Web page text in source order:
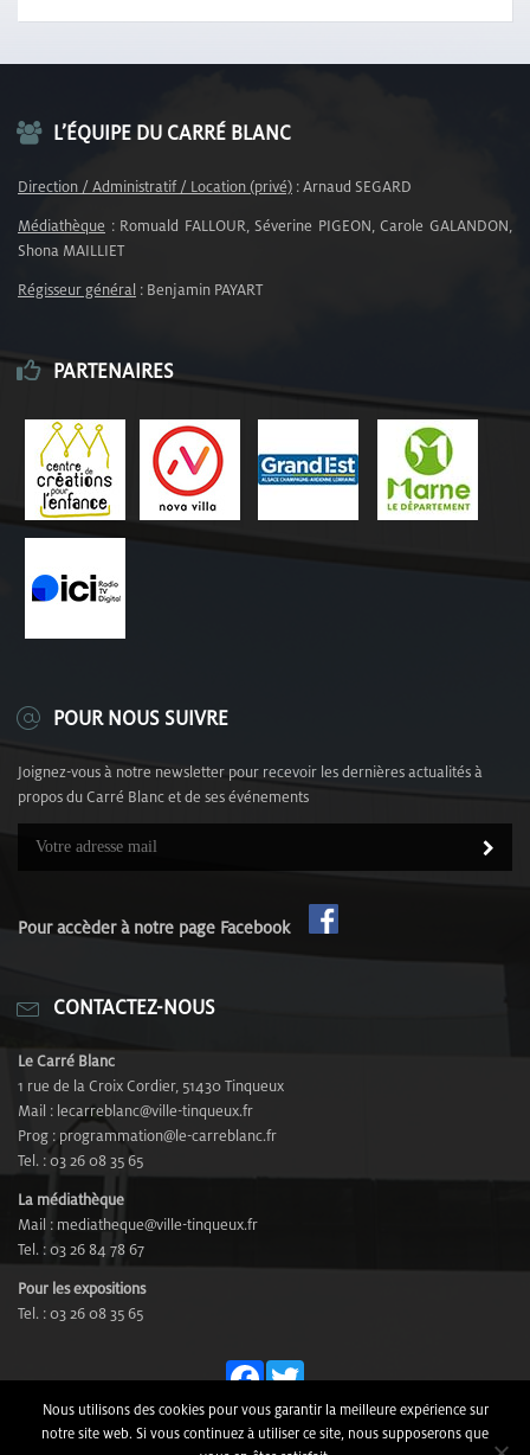
L’ÉQUIPE DU CARRÉ BLANC
Direction / Administratif / Location (privé) : Arnaud SEGARD
Médiathèque : Romuald FALLOUR, Séverine PIGEON, Carole GALANDON,
Shona MAILLIET
Régisseur général : Benjamin PAYART
PARTENAIRES
POUR NOUS SUIVRE
Joignez-vous à notre newsletter pour recevoir les dernières actualités à
propos du Carré Blanc et de ses événements
Pour accèder à notre page Facebook
CONTACTEZ-NOUS
Le Carré Blanc
1 rue de la Croix Cordier, 51430 Tinqueux
Mail : lecarreblanc@ville-tinqueux.fr
Prog : programmation@le-carreblanc.fr
Tel. : 03 26 08 35 65
La médiathèque
Mail : mediatheque@ville-tinqueux.fr
Tel. : 03 26 84 78 67
Pour les expositions
Tel. : 03 26 08 35 65
Fa
ce
T
wi
© Le Carré Blanc - Rue de la Croix Cordier, 51430 Tinqueux -
Tél. 03 26 08 35 65 - Mentions Légales -Plan du site-
Nous utilisons des cookies pour vous garantir la meilleure expérience sur
notre site web. Si vous continuez à utiliser ce site, nous supposerons que